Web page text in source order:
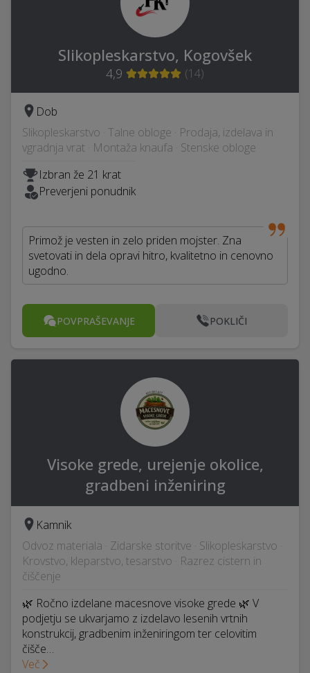
Slikopleskarstvo, Kogovšek
4,9 (14)
Dob
Slikopleskarstvo · Talne obloge · Prodaja, izdelava in
vgradnja vrat · Montaža knaufa · Stenske obloge
Izbran že 21 krat
Preverjeni ponudnik
Primož je vesten in zelo priden mojster. Zna
svetovati in dela opravi hitro, kvalitetno in cenovno
ugodno.
POVPRAŠEVANJE POKLIČI
Visoke grede, urejenje okolice,
gradbeni inženiring
Kamnik
Odvoz materiala · Zidarske storitve · Slikopleskarstvo ·
Krovstvo, kleparstvo, tesarstvo · Razrez cistern in
čiščenje
🌿 Ročno izdelane macesnove visoke grede 🌿 V
podjetju se ukvarjamo z izdelavo lesenih vrtnih
konstrukcij, gradbenim inženiringom ter celovitim
čišče…
Več